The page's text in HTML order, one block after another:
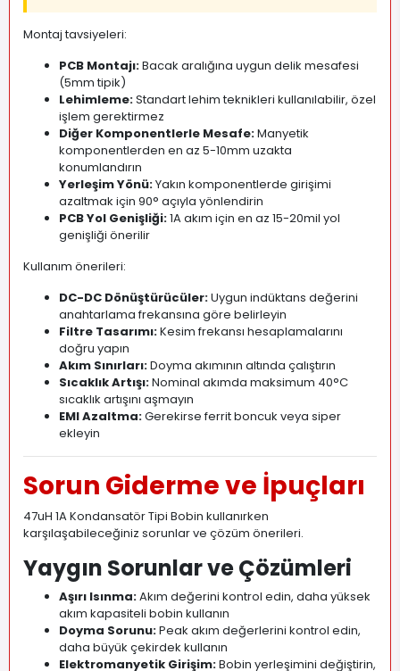
Montaj tavsiyeleri:
PCB Montajı:Bacak aralığına uygun delik mesafesi
(5mm tipik)
Lehimleme:Standart lehim teknikleri kullanılabilir, özel
işlem gerektirmez
Diğer Komponentlerle Mesafe:Manyetik
komponentlerden en az 5-10mm uzakta
konumlandırın
Yerleşim Yönü:Yakın komponentlerde girişimi
azaltmak için 90° açıyla yönlendirin
PCB Yol Genişliği:1A akım için en az 15-20mil yol
genişliği önerilir
Kullanım önerileri:
DC-DC Dönüştürücüler:Uygun indüktans değerini
anahtarlama frekansına göre belirleyin
Filtre Tasarımı:Kesim frekansı hesaplamalarını
doğru yapın
Akım Sınırları:Doyma akımının altında çalıştırın
Sıcaklık Artışı:Nominal akımda maksimum 40°C
sıcaklık artışını aşmayın
EMI Azaltma:Gerekirse ferrit boncuk veya siper
ekleyin
Sorun Giderme ve İpuçları
47uH 1A Kondansatör Tipi Bobin kullanırken
karşılaşabileceğiniz sorunlar ve çözüm önerileri.
Yaygın Sorunlar ve Çözümleri
Aşırı Isınma:Akım değerini kontrol edin, daha yüksek
akım kapasiteli bobin kullanın
Doyma Sorunu:Peak akım değerlerini kontrol edin,
daha büyük çekirdek kullanın
Elektromanyetik Girişim:Bobin yerleşimini değiştirin,